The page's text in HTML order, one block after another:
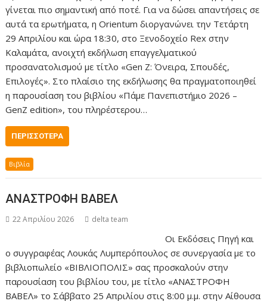
γίνεται πιο σημαντική από ποτέ. Για να δώσει απαντήσεις σε
αυτά τα ερωτήματα, η Orientum διοργανώνει την Τετάρτη
29 Απριλίου και ώρα 18:30, στο Ξενοδοχείο Rex στην
Καλαμάτα, ανοιχτή εκδήλωση επαγγελματικού
προσανατολισμού με τίτλο «Gen Z: Όνειρα, Σπουδές,
Επιλογές». Στο πλαίσιο της εκδήλωσης θα πραγματοποιηθεί
η παρουσίαση του βιβλίου «Πάμε Πανεπιστήμιο 2026 –
GenZ edition», του πληρέστερου…
ΠΕΡΙΣΣΌΤΕΡΑ
Βιβλία
ΑΝΑΣΤΡΟΦΗ ΒΑΒΕΛ
22 Απριλίου 2026 delta team
Οι Εκδόσεις Πηγή και
ο συγγραφέας Λουκάς Λυμπερόπουλος σε συνεργασία με το
βιβλιοπωλείο «ΒΙΒΛΙΟΠΟΛΙΣ» σας προσκαλούν στην
παρουσίαση του βιβλίου του, με τίτλο «ΑΝΑΣΤΡΟΦΗ
ΒΑΒΕΛ» το Σάββατο 25 Απριλίου στις 8:00 μ.μ. στην Αίθουσα